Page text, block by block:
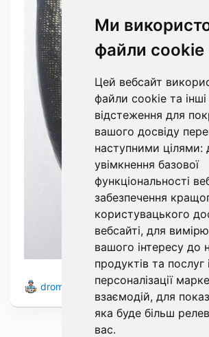
Ми
файли cookie
Цей вебсайт
файли cookie та інші
відстеження для
вашого досвіду
наступними цілями:
увімкнення базової
функціональності
забезпечення
користувацького
вебсайті, для
вашого інтересу до
продуктів та послуг і
персоналізації
взаємодій, для
яка буде більш
вас.
dromanov24451 20